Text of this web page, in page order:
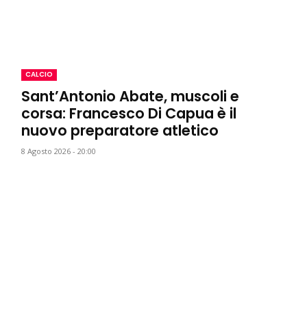
CALCIO
Sant’Antonio Abate, muscoli e
corsa: Francesco Di Capua è il
nuovo preparatore atletico
8 Agosto 2026 - 20:00